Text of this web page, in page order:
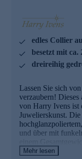
und Raffinesse.
edles Collier
besetzt mit
dreireihig
Lassen Sie sich
verzaubern!
von Harry Ivens ist
Juwelierskunst.
und über mit
einem
ungeschliffenen
Mehr lesen